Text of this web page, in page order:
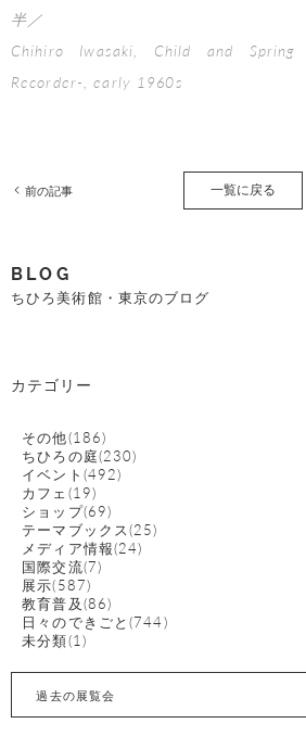
半／
Chihiro Iwasaki, Child and Spring
Recorder-, early 1960s
前の記事 一覧に戻る
BLOG
ちひろ美術館・東京のブログ
カテゴリー
その他(186)
ちひろの庭(230)
イベント(492)
カフェ(19)
ショップ(69)
テーマブックス(25)
メディア情報(24)
国際交流(7)
展示(587)
教育普及(86)
日々のできごと(744)
未分類(1)
過去の展覧会